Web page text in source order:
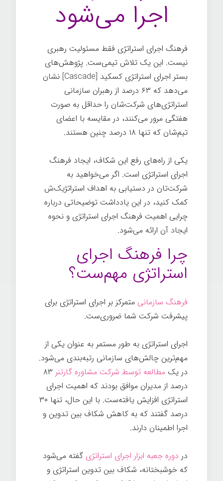
اجرا می‌شود
فرهنگ اجرای استراتژی فقط مسئولیت رهبری
نیست. این یک تلاش تیمی‌ست. پژوهش‌های
بستر اجرای استراتژی کسکید [Cascade] نشان
می‌دهد که ۶۳ درصد از رهبران سازمانی
استراتژی‌های شرکت‌شان را حداقل به صورت
هفتگی مرور می‌کنند، در مقایسه با اعضای
تیم‌شان که تنها ۱۸ درصد چنین هستند.
یکی از راه‌های رفع این شکاف، ایجاد فرهنگ
اجرای استراتژی است. اگر می‌خواهید به
شرکت‌تان در دستیابی به اهداف استراتژیک‌ش
کمک کنید، در این یادداشت توضیحاتی درباره
چرایی اهمیت فرهنگ اجرای استراتژی و نحوه
ایجاد آن ارائه می‌شود.
چرا فرهنگ اجرای
استراتژی مهم‌ست؟
فرهنگ سازمانی متمرکز بر اجرای استراتژی برای
پیشرفت شرکت شما ضروری‌ست.
اجرای استراتژی به طور مستمر به عنوان یکی از
مهم‌ترین چالش‌های سازمانی رتبه‌بندی می‌شود.
در یک مطالعه توسط شرکت مشاوره گارتنر ۸۳
درصد از مدیران موافق بودند که اهمیت اجرای
استراتژی افزایش یافته‌ست. با این حال، تنها ۳۰
درصد گفتند که به کاهش شکاف بین تدوین و
اجرا اطمینان دارند.
در دوره جعبه ابزار اجرای استراتژی گفته می‌شود
که خوشبختانه، شکاف بین تدوین استراتژی و